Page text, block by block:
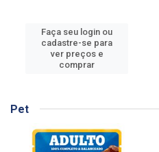
Faça seu login ou
cadastre-se para
ver preços e
comprar
Pet